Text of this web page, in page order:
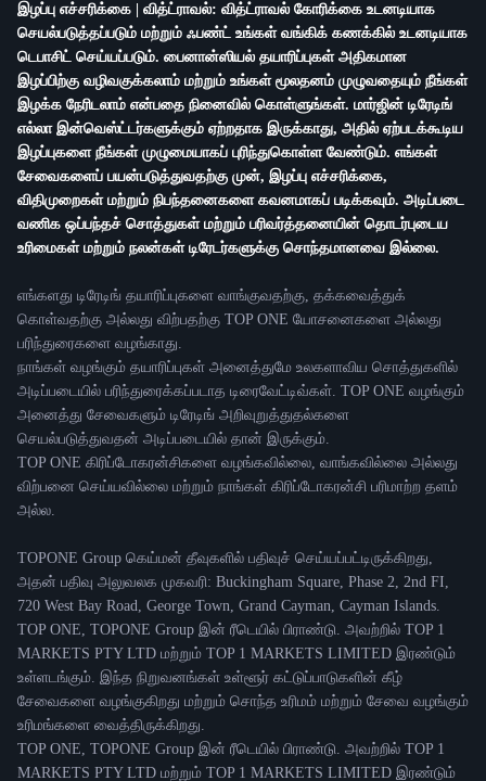
இழப்பு எச்சரிக்கை | வித்ட்ராவல்: வித்ட்ராவல் கோரிக்கை உடனடியாக
செயல்படுத்தப்படும் மற்றும் ஃபண்ட் உங்கள் வங்கிக் கணக்கில் உடனடியாக
டெபாசிட் செய்யப்படும். பைனான்ஸியல் தயாரிப்புகள் அதிகமான
இழப்பிற்கு வழிவகுக்கலாம் மற்றும் உங்கள் மூலதனம் முழுவதையும் நீங்கள்
இழக்க நேரிடலாம் என்பதை நினைவில் கொள்ளுங்கள். மார்ஜின் டிரேடிங்
எல்லா இன்வெஸ்ட்டர்களுக்கும் ஏற்றதாக இருக்காது, அதில் ஏற்படக்கூடிய
இழப்புகளை நீங்கள் முழுமையாகப் புரிந்துகொள்ள வேண்டும். எங்கள்
சேவைகளைப் பயன்படுத்துவதற்கு முன், இழப்பு எச்சரிக்கை,
விதிமுறைகள் மற்றும் நிபந்தனைகளை கவனமாகப் படிக்கவும். அடிப்படை
வணிக ஒப்பந்தச் சொத்துகள் மற்றும் பரிவர்த்தனையின் தொடர்புடைய
உரிமைகள் மற்றும் நலன்கள் டிரேடர்களுக்கு சொந்தமானவை இல்லை.
எங்களது டிரேடிங் தயாரிப்புகளை வாங்குவதற்கு, தக்கவைத்துக்
கொள்வதற்கு அல்லது விற்பதற்கு TOP ONE யோசனைகளை அல்லது
பரிந்துரைகளை வழங்காது.
நாங்கள் வழங்கும் தயாரிப்புகள் அனைத்துமே உலகளாவிய சொத்துகளில்
அடிப்படையில் பரிந்துரைக்கப்படாத டிரைவேட்டிவ்கள். TOP ONE வழங்கும்
அனைத்து சேவைகளும் டிரேடிங் அறிவுறுத்துதல்களை
செயல்படுத்துவதன் அடிப்படையில் தான் இருக்கும்.
TOP ONE கிரிப்டோகரன்சிகளை வழங்கவில்லை, வாங்கவில்லை அல்லது
விற்பனை செய்யவில்லை மற்றும் நாங்கள் கிரிப்டோகரன்சி பரிமாற்ற தளம்
அல்ல.
TOPONE Group கெய்மன் தீவுகளில் பதிவுச் செய்யப்பட்டிருக்கிறது,
அதன் பதிவு அலுவலக முகவரி: Buckingham Square, Phase 2, 2nd FI,
720 West Bay Road, George Town, Grand Cayman, Cayman Islands.
TOP ONE, TOPONE Group இன் ரீடெயில் பிராண்டு. அவற்றில் TOP 1
MARKETS PTY LTD மற்றும் TOP 1 MARKETS LIMITED இரண்டும்
உள்ளடங்கும். இந்த நிறுவனங்கள் உள்ளூர் கட்டுப்பாடுகளின் கீழ்
சேவைகளை வழங்குகிறது மற்றும் சொந்த உரிமம் மற்றும் சேவை வழங்கும்
உரிமங்களை வைத்திருக்கிறது.
TOP ONE, TOPONE Group இன் ரீடெயில் பிராண்டு. அவற்றில் TOP 1
MARKETS PTY LTD மற்றும் TOP 1 MARKETS LIMITED இரண்டும்